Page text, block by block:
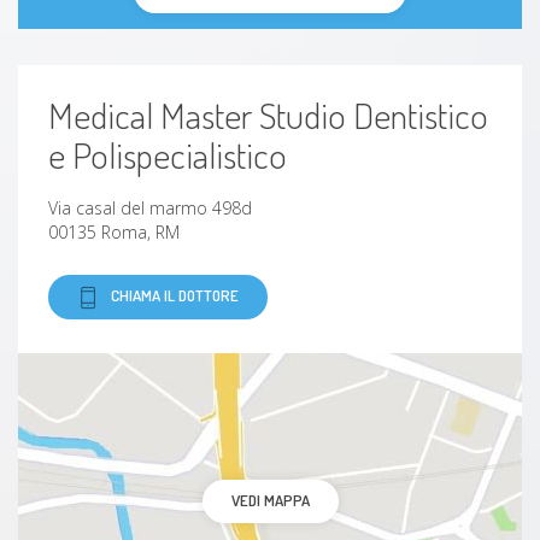
Dismenorrea
Diabete di tipo 2 (non insulino-dipendente)
Tiroidite
Malattie metaboliche
Esofagite
Ipoglicemia
Medical Master Studio Dentistico
e Polispecialistico
Via casal del marmo 498d
00135 Roma, RM
CHIAMA IL DOTTORE
VEDI MAPPA